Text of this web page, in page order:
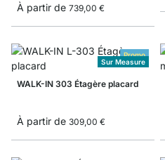
À partir de 739,00 €
Promo
Sur Measure
WALK-IN 303 Étagère placard
À partir de 309,00 €